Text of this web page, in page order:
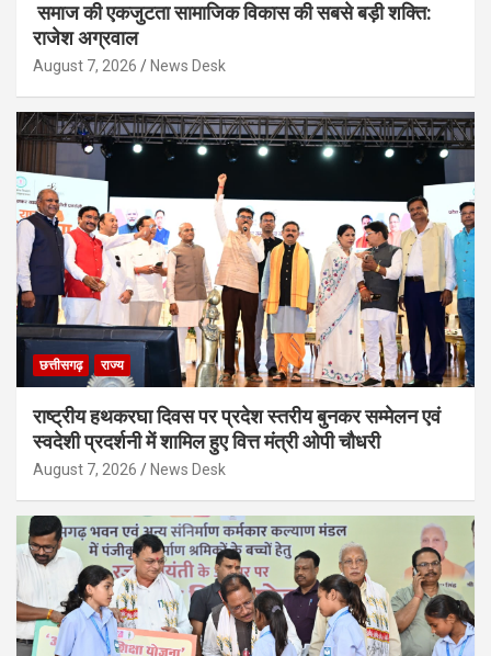
समाज की एकजुटता सामाजिक विकास की सबसे बड़ी शक्ति:
राजेश अग्रवाल
August 7, 2026 News Desk
छत्तीसगढ़ राज्य
राष्ट्रीय हथकरघा दिवस पर प्रदेश स्तरीय बुनकर सम्मेलन एवं
स्वदेशी प्रदर्शनी में शामिल हुए वित्त मंत्री ओपी चौधरी
August 7, 2026 News Desk